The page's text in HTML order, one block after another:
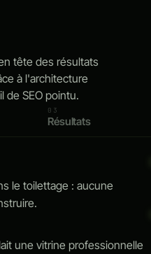
tête des résultats
à l'architecture
de SEO pointu.
03
Résultats
le toilettage : aucune
une vitrine professionnelle